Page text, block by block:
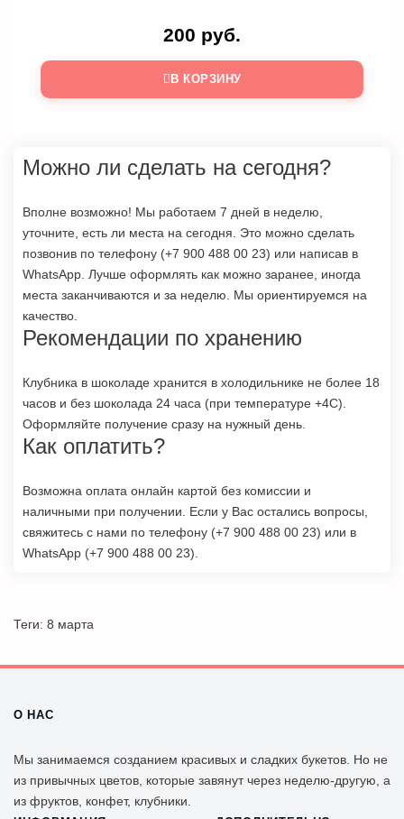
200 руб.
В КОРЗИНУ
Можно ли сделать на сегодня?
Вполне возможно! Мы работаем 7 дней в неделю,
уточните, есть ли места на сегодня. Это можно сделать
позвонив по телефону (+7 900 488 00 23) или написав в
WhatsApp . Лучше оформлять как можно заранее, иногда
места заканчиваются и за неделю. Мы ориентируемся на
качество.
Рекомендации по хранению
Клубника в шоколаде хранится в холодильнике не более 18
часов и без шоколада 24 часа (при температуре +4С).
Оформляйте получение сразу на нужный день.
Как оплатить?
Возможна оплата онлайн картой без комиссии и
наличными при получении. Если у Вас остались вопросы,
свяжитесь с нами по телефону (+7 900 488 00 23) или в
WhatsApp (+7 900 488 00 23).
Теги: 8 марта
О НАС
Мы занимаемся созданием красивых и сладких букетов. Но не
из привычных цветов, которые завянут через неделю-другую, а
из фруктов, конфет, клубники.